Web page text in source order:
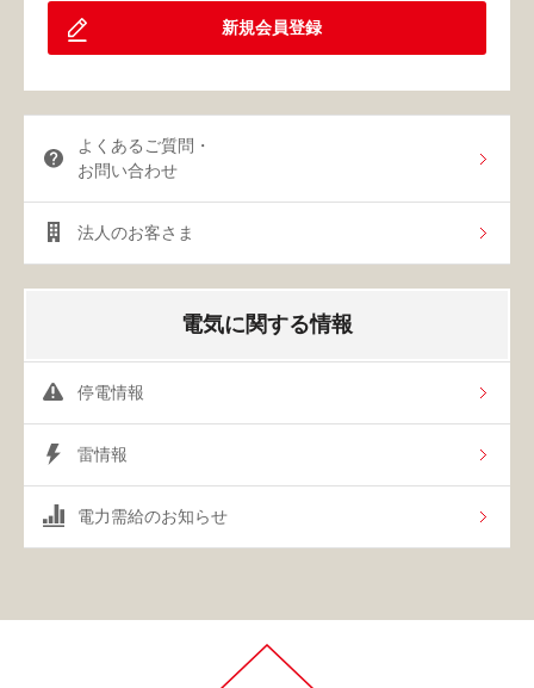
新規会員登録
よくあるご質問・
お問い合わせ
法人のお客さま
電気に関する情報
停電情報
雷情報
電力需給のお知らせ